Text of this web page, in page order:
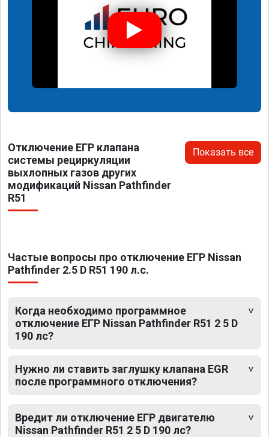
Отключение ЕГР клапана
системы рециркуляции
выхлопных газов других
модификаций Nissan Pathfinder
R51
Показать все
Частые вопросы про отключение ЕГР Nissan
Pathfinder 2.5 D R51 190 л.с.
Когда необходимо программное
отключение ЕГР Nissan Pathfinder R51 2 5 D
190 лс?
Нужно ли ставить заглушку клапана EGR
после программного отключения?
Вредит ли отключение ЕГР двигателю
Nissan Pathfinder R51 2 5 D 190 лс?